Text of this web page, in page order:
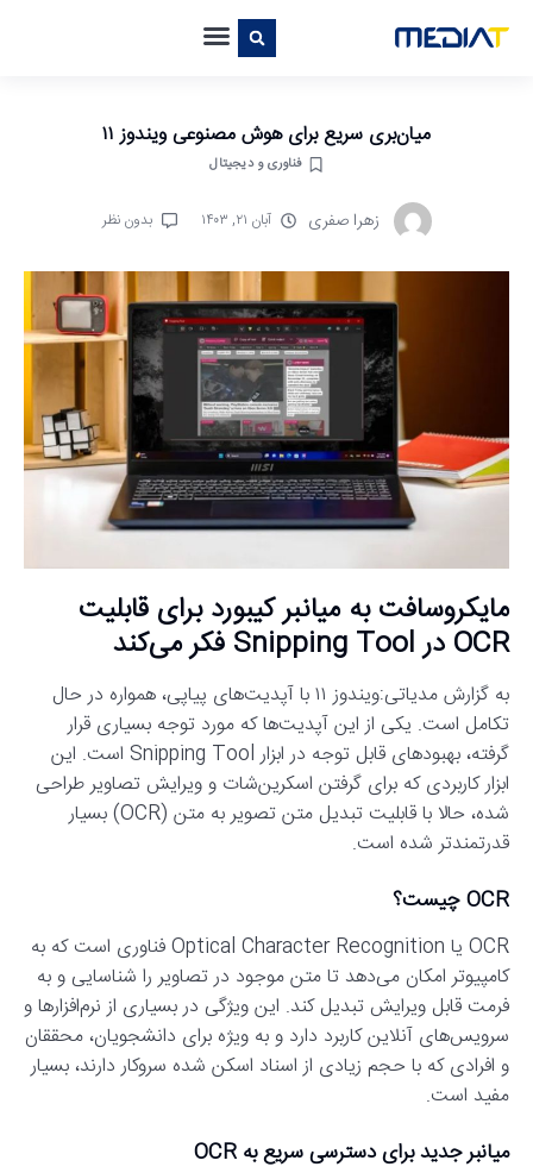
میان‌بری سریع برای هوش مصنوعی ویندوز ۱۱
فناوری و دیجیتال
زهرا صفری آبان ۲۱, ۱۴۰۳ بدون نظر
مایکروسافت به میانبر کیبورد برای قابلیت
OCR در Snipping Tool فکر می‌کند
به گزارش مدیاتی:ویندوز ۱۱ با آپدیت‌های پیاپی، همواره در حال
تکامل است. یکی از این آپدیت‌ها که مورد توجه بسیاری قرار
گرفته، بهبودهای قابل توجه در ابزار Snipping Tool است. این
ابزار کاربردی که برای گرفتن اسکرین‌شات و ویرایش تصاویر طراحی
شده، حالا با قابلیت تبدیل متن تصویر به متن (OCR) بسیار
قدرتمندتر شده است.
OCR چیست؟
OCR یا Optical Character Recognition فناوری است که به
کامپیوتر امکان می‌دهد تا متن موجود در تصاویر را شناسایی و به
فرمت قابل ویرایش تبدیل کند. این ویژگی در بسیاری از نرم‌افزارها و
سرویس‌های آنلاین کاربرد دارد و به ویژه برای دانشجویان، محققان
و افرادی که با حجم زیادی از اسناد اسکن شده سروکار دارند، بسیار
مفید است.
میانبر جدید برای دسترسی سریع به OCR